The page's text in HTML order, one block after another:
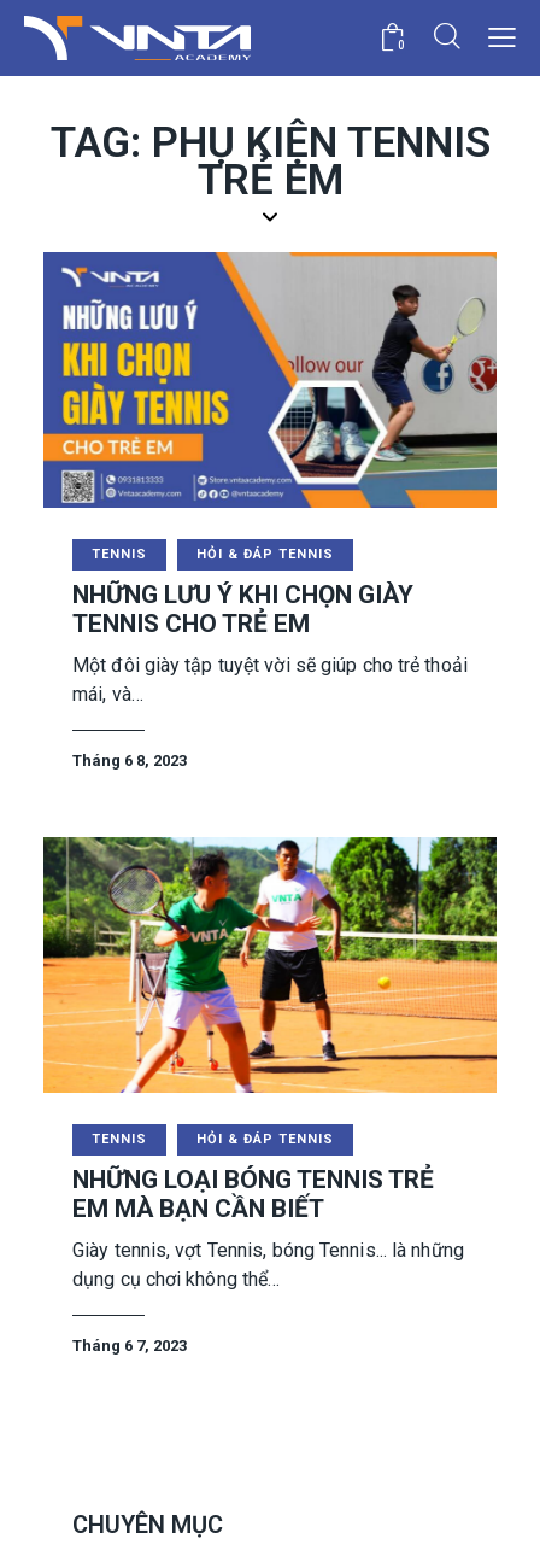
0
TAG: PHỤ KIỆN TENNIS
TRẺ EM
TENNIS HỎI & ĐÁP TENNIS
NHỮNG LƯU Ý KHI CHỌN GIÀY
TENNIS CHO TRẺ EM
Một đôi giày tập tuyệt vời sẽ giúp cho trẻ thoải
mái, và…
Tháng 6 8, 2023
TENNIS HỎI & ĐÁP TENNIS
NHỮNG LOẠI BÓNG TENNIS TRẺ
EM MÀ BẠN CẦN BIẾT
Giày tennis, vợt Tennis, bóng Tennis... là những
dụng cụ chơi không thể…
Tháng 6 7, 2023
CHUYÊN MỤC